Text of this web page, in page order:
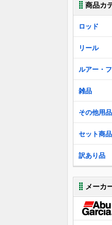
商品カ
ロッド
リール
ルアー・
雑品
その他用品
セット商品
訳あり品
メーカ